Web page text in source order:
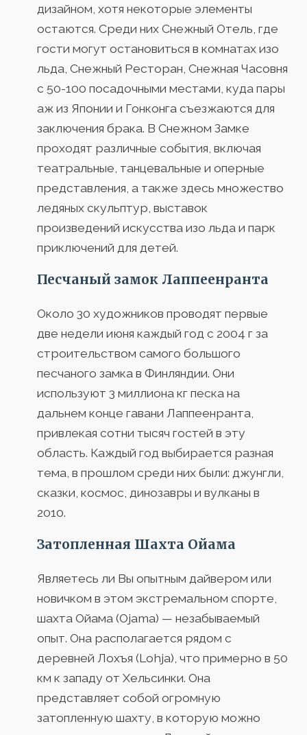
дизайном, хотя некоторые элементы
остаются. Среди них Снежный Отель, где
гости могут остановиться в комнатах изо
льда, Снежный Ресторан, Снежная Часовня
с 50-100 посадочными местами, куда пары
аж из Японии и Гонконга съезжаются для
заключения брака. В Снежном Замке
проходят различные события, включая
театральные, танцевальные и оперные
представления, а также здесь множество
ледяных скульптур, выставок
произведений искусства изо льда и парк
приключений для детей.
Песчаный замок Лаппеенранта
Около 30 художников проводят первые
две недели июня каждый год с 2004 г за
строительством самого большого
песчаного замка в Финляндии. Они
используют 3 миллиона кг песка на
дальнем конце гавани Лаппеенранта,
привлекая сотни тысяч гостей в эту
область. Каждый год выбирается разная
тема, в прошлом среди них были: джунгли,
сказки, космос, динозавры и вулканы в
2010.
Затопленная Шахта Ойама
Являетесь ли Вы опытным дайвером или
новичком в этом экстремальном спорте,
шахта Ойама (Ojama) — незабываемый
опыт. Она располагается рядом с
деревней Лохъя (Lohja), что примерно в 50
км к западу от Хельсинки. Она
представляет собой огромную
затопленную шахту, в которую можно